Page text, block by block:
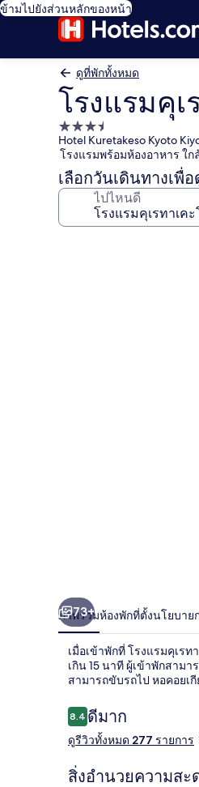
ข้ามไปยังส่วนหลักของหน้า
ดูที่พักทั้งหมด
โรงแรมคุเ
ที่พัก
3.5
ดาว
Hotel Kuretakeso Kyoto
โรงแรมพร้อมห้องอาหาร ใ
เลือกวันเดินทางเพื่
ไปไหนดี
มิสึ
โกโจ
73+
ภาพรวมห้องพักที่ตั้งนโยบาย
เมื่อเข้าพักที่ โรงแรมคุเร
เกิน 15 นาที ผู้เข้าพักสาม
สามารถขับรถไป หอคอยเ
รีวิว
8.48.4 จาก 10
ดีมาก
ดูรีวิวทั้งหมด 277 รายการ
สิ่งอำนวยความส